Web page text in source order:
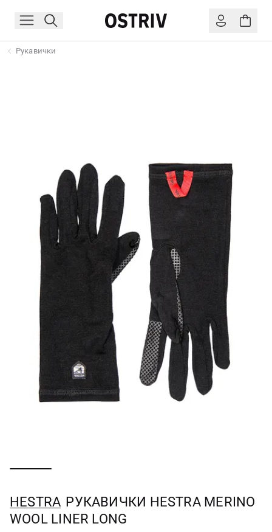
Рукавички
HESTRA РУКАВИЧКИ HESTRA MERINO
WOOL LINER LONG